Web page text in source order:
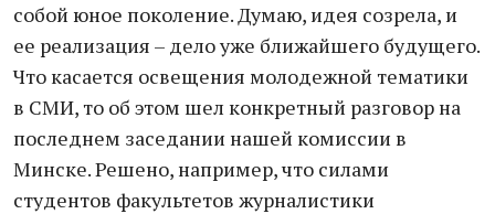
собой юное поколение. Думаю, идея созрела, и
ее реализация – дело уже ближайшего будущего.
Что касается освещения молодежной тематики
в СМИ, то об этом шел конкретный разговор на
последнем заседании нашей комиссии в
Минске. Решено, например, что силами
студентов факультетов журналистики